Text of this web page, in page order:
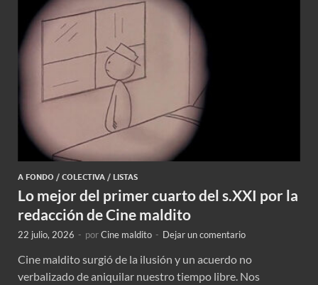
A FONDO / COLECTIVA / LISTAS
Lo mejor del primer cuarto del s.XXI por la
redacción de Cine maldito
22 julio, 2026 - porCine maldito - Dejar un comentario
Cine maldito surgió de la ilusión y un acuerdo no
verbalizado de aniquilar nuestro tiempo libre. Nos